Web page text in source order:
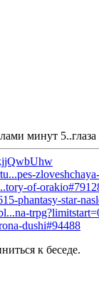
минут 5..глаза
of-
phantasy-star-
dushi#94488
к беседе.